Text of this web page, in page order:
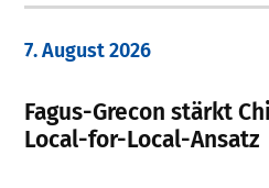
7. August 2026
Fagus-Grecon stärkt
Local-for-Local-Ansatz